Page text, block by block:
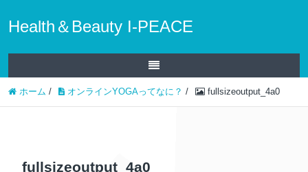
Health＆Beauty I-PEACE
ホーム / オンラインYOGAってなに？ / fullsizeoutput_4a0
fullsizeoutput_4a0